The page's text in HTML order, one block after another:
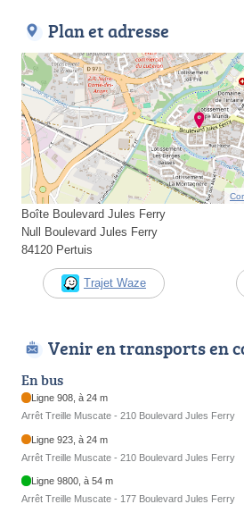
Plan et adresse
Boîte Boulevard Jules Ferry
Null Boulevard Jules Ferry
84120 Pertuis
Trajet Waze
Venir en transports en
En bus
Ligne 908, à 24 m
Arrêt Treille Muscate - 210 Boulevard Jules Ferry
Ligne 923, à 24 m
Arrêt Treille Muscate - 210 Boulevard Jules Ferry
Ligne 9800, à 54 m
Arrêt Treille Muscate - 177 Boulevard Jules Ferry